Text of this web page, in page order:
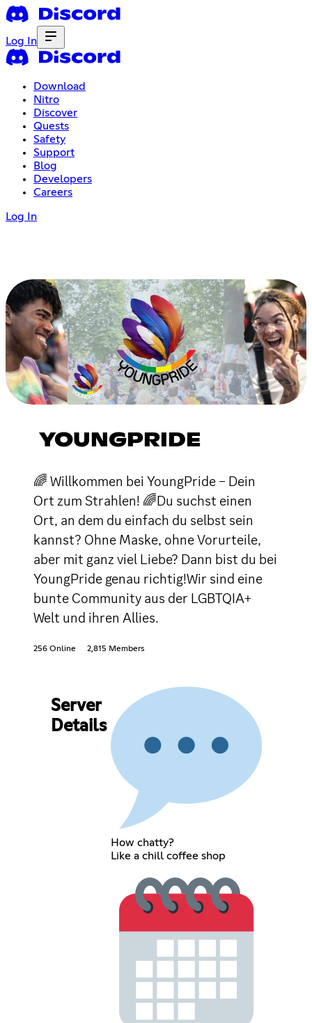
Log In
Download
Nitro
Discover
Quests
Safety
Support
Blog
Developers
Careers
Log In
YOUNGPRIDE
🌈 Willkommen bei YoungPride – Dein
Ort zum Strahlen! 🌈Du suchst einen
Ort, an dem du einfach du selbst sein
kannst? Ohne Maske, ohne Vorurteile,
aber mit ganz viel Liebe? Dann bist du bei
YoungPride genau richtig!Wir sind eine
bunte Community aus der LGBTQIA+
Welt und ihren Allies.
256 Online 2,815 Members
Server
Details
How chatty?
Like a chill coffee shop